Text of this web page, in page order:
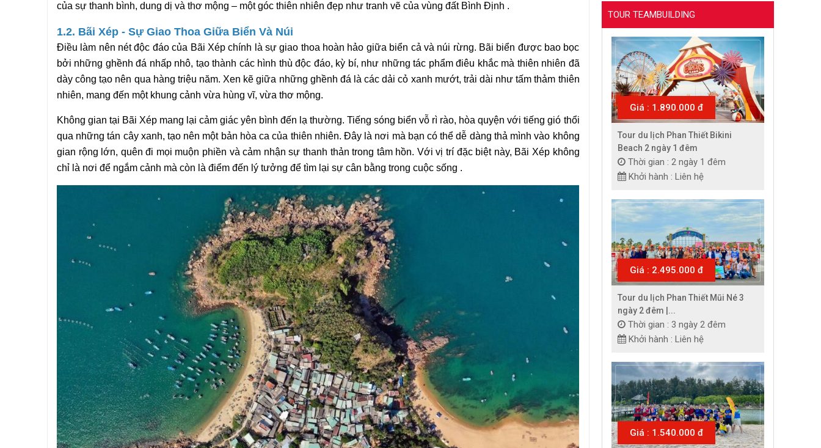
của sự thanh bình, dung dị và thơ mộng – một góc thiên nhiên đẹp như tranh vẽ của vùng đất Bình Định .
1.2. Bãi Xép - Sự Giao Thoa Giữa Biển Và Núi
Điều làm nên nét độc đáo của Bãi Xép chính là sự giao thoa hoàn hảo giữa biển cả và núi rừng. Bãi biển được bao bọc
bởi những ghềnh đá nhấp nhô, tạo thành các hình thù độc đáo, kỳ bí, như những tác phẩm điêu khắc mà thiên nhiên đã
dày công tạo nên qua hàng triệu năm. Xen kẽ giữa những ghềnh đá là các dải cỏ xanh mướt, trải dài như tấm thảm thiên
nhiên, mang đến một khung cảnh vừa hùng vĩ, vừa thơ mộng.
Không gian tại Bãi Xép mang lại cảm giác yên bình đến lạ thường. Tiếng sóng biển vỗ rì rào, hòa quyện với tiếng gió thổi
qua những tán cây xanh, tạo nên một bản hòa ca của thiên nhiên. Đây là nơi mà bạn có thể dễ dàng thả mình vào không
gian rộng lớn, quên đi mọi muộn phiền và cảm nhận sự thanh thản trong tâm hồn. Với vị trí đặc biệt này, Bãi Xép không
chỉ là nơi để ngắm cảnh mà còn là điểm đến lý tưởng để tìm lại sự cân bằng trong cuộc sống .
TOUR TEAMBUILDING
Giá : 1.890.000 đ
Tour du lịch Phan Thiết Bikini
Beach 2 ngày 1 đêm
Thời gian : 2 ngày 1 đêm
Khởi hành : Liên hệ
Giá : 2.495.000 đ
Tour du lịch Phan Thiết Mũi Né 3
ngày 2 đêm |...
Thời gian : 3 ngày 2 đêm
Khởi hành : Liên hệ
Giá : 1.540.000 đ